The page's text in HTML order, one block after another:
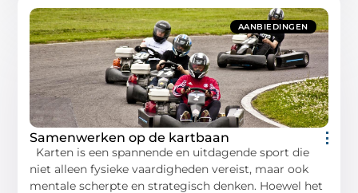
AANBIEDINGEN
Samenwerken op de kartbaan
Karten is een spannende en uitdagende sport die
niet alleen fysieke vaardigheden vereist, maar ook
mentale scherpte en strategisch denken. Hoewel het